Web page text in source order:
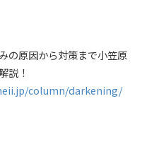
の原因から対策まで小笠原
説！
column/darkening/